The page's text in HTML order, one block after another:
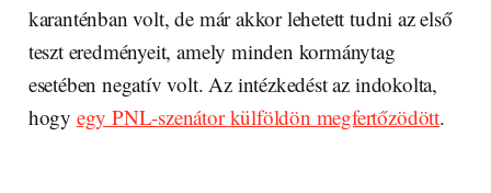
karanténban volt, de már akkor lehetett tudni az első
teszt eredményeit, amely minden kormánytag
esetében negatív volt. Az intézkedést az indokolta,
hogy egy PNL-szenátor külföldön megfertőzödött.